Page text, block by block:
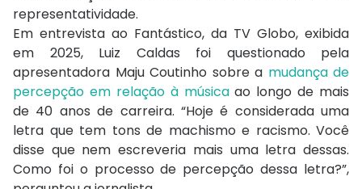
representatividade.
Em entrevista ao Fantástico, da TV Globo, exibida
em 2025, Luiz Caldas foi questionado pela
apresentadora Maju Coutinho sobre a mudança de
percepção em relação à músicaao longo de mais
de 40 anos de carreira. “Hoje é considerada uma
letra que tem tons de machismo e racismo. Você
disse que nem escreveria mais uma letra dessas.
Como foi o processo de percepção dessa letra?”,